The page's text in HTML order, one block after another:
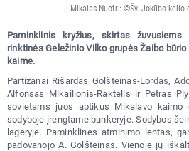
Mikalas Nuotr.: ©Šv. Jokūbo kelio
Paminklinis kryžius, skirtas žuvusiems
rinktinės Geležinio Vilko grupės Žaibo
kaime.
Partizanai Rišardas Golšteinas-Lordas,
Alfonsas Mikailionis-Raktelis ir Petras
sovietams juos aptikus Mikalavo kaimo
sodyboje įrengtame bunkeryje. Sodybos
lageryje. Paminklines atminimo lentas,
padovanojo A. Golšteinas. Vienoje jų